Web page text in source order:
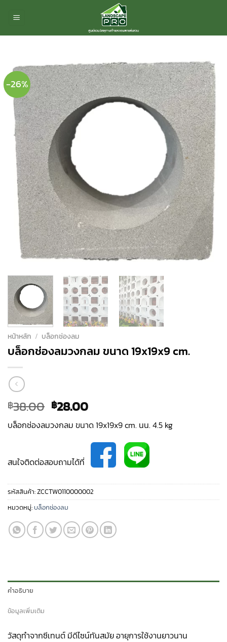
-26%
หน้าหลัก / บล็อกช่องลม
บล็อกช่องลมวงกลม ขนาด 19x19x9 cm.
฿38.00 Original
was:
฿38.00.
฿28.00Current
price
is:
฿28.00.
บล็อกช่องลมวงกลม ขนาด 19x19x9 cm. นน. 4.5 kg
สนใจติดต่อสอบถามได้ที่
รหัสสินค้า:ZCCTW0110000002
หมวดหมู่: บล็อกช่องลม
คำอธิบาย
ข้อมูลเพิ่มเติม
วัสดุทำจากซีเทนต์ มีดีไซน์ทันสมัย อายุการใช้งานยาวนาน